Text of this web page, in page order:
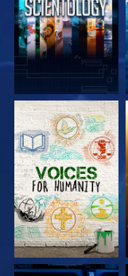
VERKEN DE SERIE